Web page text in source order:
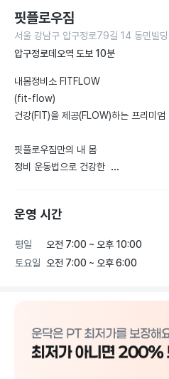
핏플로우짐
서울 강남구 압구정로79길 14 동민빌
압구정로데오역 도보 10분
내몸정비소 FITFLOW
(fit-flow)
건강(FIT)을 제공(FLOW)하는 프리미엄
핏플로우짐만의 내 몸
정비 운동법으로 건강한
인스타그램
@fit_flow_alvin
운영 시간
평일
오전 7:00 ~ 오후 10:00
토요일
오전 7:00 ~ 오후 6:00